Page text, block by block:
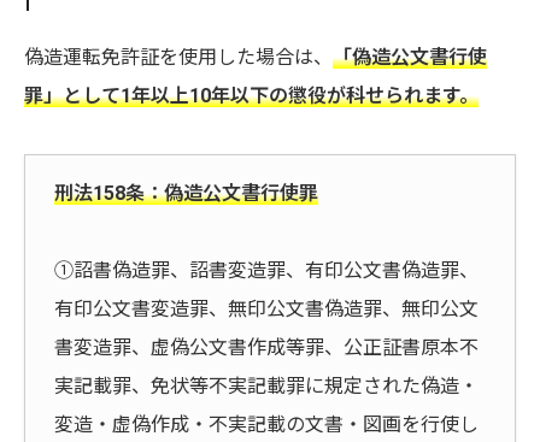
偽造運転免許証を使用した場合は、 「偽造公文書行使
罪」として1年以上10年以下の懲役が科せられます。
刑法158条：偽造公文書行使罪
①詔書偽造罪、詔書変造罪、有印公文書偽造罪、
有印公文書変造罪、無印公文書偽造罪、無印公文
書変造罪、虚偽公文書作成等罪、公正証書原本不
実記載罪、免状等不実記載罪に規定された偽造・
変造・虚偽作成・不実記載の文書・図画を行使し